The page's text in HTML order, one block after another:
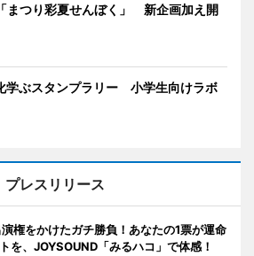
まつり彩夏せんぼく」 新企画加え開
学ぶスタンプラリー 小学生向けラボ
プレスリリース
権をかけたガチ勝負！あなたの1票が運命
を、JOYSOUND「みるハコ」で体感！